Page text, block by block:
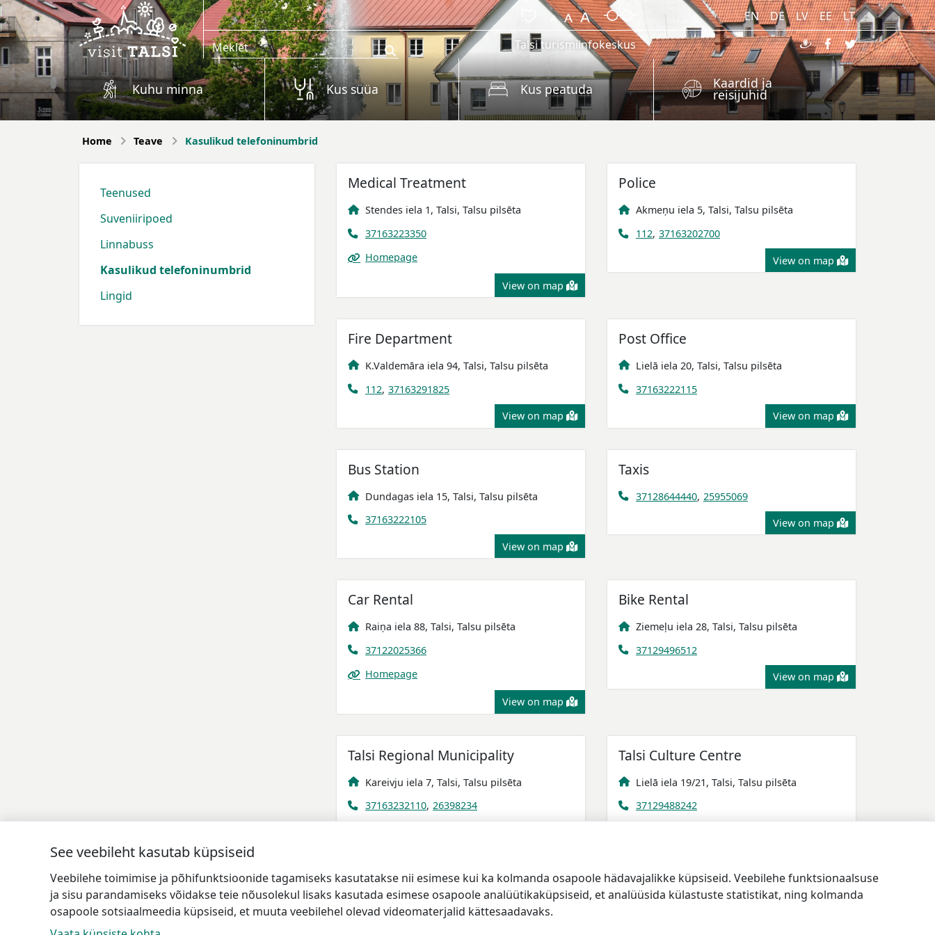
Skip to main content
EN DE LV EE
LT
Talsi turismiinfokeskus
Kuhu minna Kus süüa Kus peatuda Kaardid ja
reisijuhid
Home Teave Kasulikud telefoninumbrid
Teenused
Suveniiripoed
Linnabuss
Kasulikud telefoninumbrid
Lingid
Medical Treatment
Stendes iela 1, Talsi, Talsu pilsēta
37163223350
Homepage
View on map
Police
Akmeņu iela 5, Talsi, Talsu pilsēta
112, 37163202700
View on map
Fire Department
K.Valdemāra iela 94, Talsi, Talsu pilsēta
112, 37163291825
View on map
Post Office
Lielā iela 20, Talsi, Talsu pilsēta
37163222115
View on map
Bus Station
Dundagas iela 15, Talsi, Talsu pilsēta
37163222105
View on map
Taxis
37128644440, 25955069
View on map
Car Rental
Raiņa iela 88, Talsi, Talsu pilsēta
37122025366
Homepage
View on map
Bike Rental
Ziemeļu iela 28, Talsi, Talsu pilsēta
37129496512
View on map
Talsi Regional Municipality
Kareivju iela 7, Talsi, Talsu pilsēta
37163232110, 26398234
Talsi Culture Centre
Lielā iela 19/21, Talsi, Talsu pilsēta
37129488242
See veebileht kasutab küpsiseid
Veebilehe toimimise ja põhifunktsioonide tagamiseks kasutatakse nii esimese kui ka kolmanda osapoole hädavajalikke küpsiseid. Veebilehe funktsionaalsuse
ja sisu parandamiseks võidakse teie nõusolekul lisaks kasutada esimese osapoole analüütikaküpsiseid, et analüüsida külastuste statistikat, ning kolmanda
osapoole sotsiaalmeedia küpsiseid, et muuta veebilehel olevad videomaterjalid kättesaadavaks.